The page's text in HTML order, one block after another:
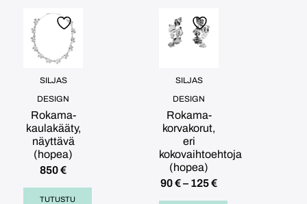
SILJAS
DESIGN
Rokama-
kaulakääty,
näyttävä
(hopea)
850€
TUTUSTU
SILJAS
DESIGN
Rokama-
korvakorut,
eri
kokovaihtoehtoja
(hopea)
90€– 125€